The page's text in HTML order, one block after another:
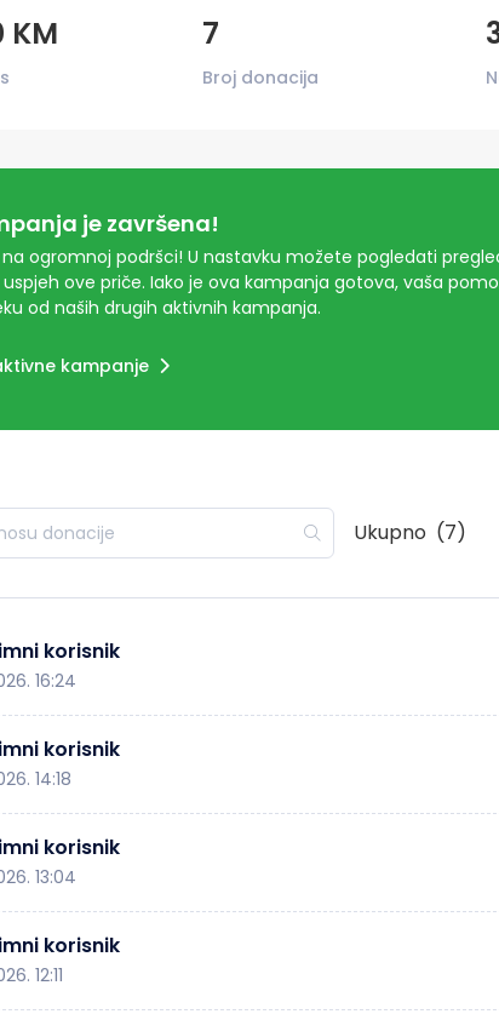
KM 7
Broj donacija
je završena!
ogromnoj podršci! U nastavku možete pogledati
ove priče. Iako je ova kampanja gotova, vaša
od naših drugih aktivnih kampanja.
kampanje
Ukupno (7)
korisnik
16:24
korisnik
14:18
korisnik
13:04
korisnik
12:11